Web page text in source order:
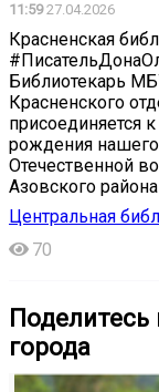
11:5927.04.2026
Красненская
Библиотекарь
Красненского
присоединяется
рождения нашего
Отечественной
Азовского
Центральная
70
города